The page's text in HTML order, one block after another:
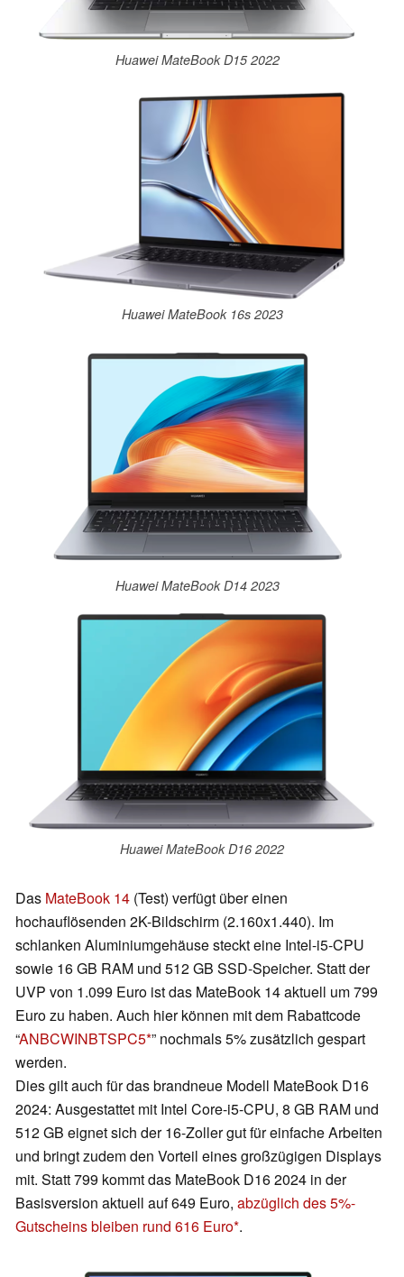
Huawei MateBook D15 2022
Huawei MateBook 16s 2023
Huawei MateBook D14 2023
Huawei MateBook D16 2022
Das MateBook 14 (Test) verfügt über einen
hochauflösenden 2K-Bildschirm (2.160x1.440). Im
schlanken Aluminiumgehäuse steckt eine Intel-i5-CPU
sowie 16 GB RAM und 512 GB SSD-Speicher. Statt der
UVP von 1.099 Euro ist das MateBook 14 aktuell um 799
Euro zu haben. Auch hier können mit dem Rabattcode
“ANBCWINBTSPC5 ” nochmals 5% zusätzlich gespart
werden.
Dies gilt auch für das brandneue Modell MateBook D16
2024: Ausgestattet mit Intel Core-i5-CPU, 8 GB RAM und
512 GB eignet sich der 16-Zoller gut für einfache Arbeiten
und bringt zudem den Vorteil eines großzügigen Displays
mit. Statt 799 kommt das MateBook D16 2024 in der
Basisversion aktuell auf 649 Euro, abzüglich des 5%-
Gutscheins bleiben rund 616 Euro .